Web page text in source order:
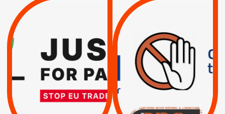
VIOLATIONS DES
SUSPENSION
TOTALE DE
L’ACCORD
D’ASSOCIATION UE-
ISRAËL
RESPECT DU DROIT
INTERNATIONAL ?
TRUMP, MACRON :
MÊME COMBAT
| Actus |
| Boycott militaire |